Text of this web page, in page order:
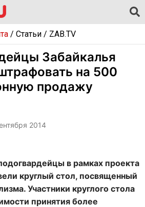
/ Статьи/ ZAB.TV
Забайкалья
на 500
продажу
2014
в рамках проекта
круглый стол, посвященный
Участники круглого стола
принятия более